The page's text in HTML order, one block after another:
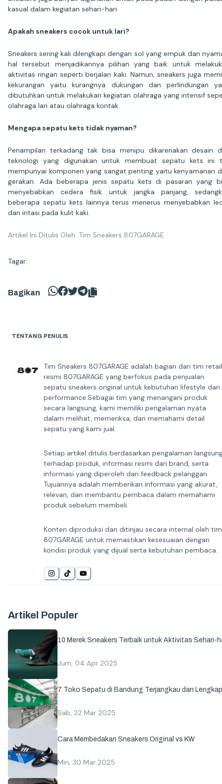
kasual dalam kegiatan sehari-hari.
Apakah sneakers cocok untuk lari?
Sneakers sering kali dilengkapi dengan sol yang empuk dan
hal tersebut menjadikannya pilihan yang baik untuk
aktivitas ringan seperti berjalan kaki. Namun, sneakers juga
kekurangan yaitu kurangnya dukungan dan perlindungan
dibutuhkan untuk melakukan kegiatan olahraga yang intensif
olahraga lari atau olahraga kontak.
Mengapa sepatu kets tidak nyaman?
Penampilan terkadang tak bisa menipu dikarenakan desain
teknologi yang digunakan untuk membuat sepatu kets ini
mempunyai komponen yang sangat penting yaitu kenyamanan
gerakan. Ada beberapa jenis sepatu kets di pasaran yang
menyebabkan cedera fisik untuk jangka panjang,
beberapa sepatu kets lainnya terus menerus menyebabkan
dan iritasi pada kulit kaki.
Artikel Ini Ditulis Oleh: Tim Sneakers 807GARAGE
Tagar:
Bagikan
TENTANG PENULIS
Tim Sneakers 807GARAGE adalah bagian dari tim retail
resmi 807GARAGE yang berfokus pada penjualan
sepatu sneakers original untuk kebutuhan lifestyle dan
performance.Sebagai tim yang menangani produk
secara langsung, kami memiliki pengalaman nyata
dalam melihat, memeriksa, dan memahami detail
sepatu yang kami jual.
Setiap artikel ditulis berdasarkan pengalaman
terhadap produk, informasi resmi dari brand, serta
informasi yang diperoleh dari feedback pelanggan.
Tujuannya adalah memberikan informasi yang akurat,
relevan, dan membantu pembaca dalam memahami
produk sebelum membeli.
Konten diproduksi dan ditinjau secara internal oleh tim
807GARAGE untuk memastikan kesesuaian dengan
kondisi produk yang dijual serta kebutuhan pembaca.
Artikel Populer
10 Merek Sneakers Terbaik untuk Aktivitas Sehari-
Jum, 04 Apr 2025
7 Toko Sepatu di Bandung Terjangkau dan Lengkap
Sab, 22 Mar 2025
Cara Membedakan Sneakers Original vs KW
Min, 30 Mar 2025